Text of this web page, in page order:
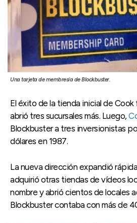
Una tarjeta de membresía de Blockbuster.
El éxito de la tienda inicial de Cook
abrió tres sucursales más. Luego,
Blockbuster a tres inversionistas
dólares en 1987.
La nueva dirección expandió
adquirió otras tiendas de vídeos
nombre y abrió cientos de locales
Blockbuster contaba con más de